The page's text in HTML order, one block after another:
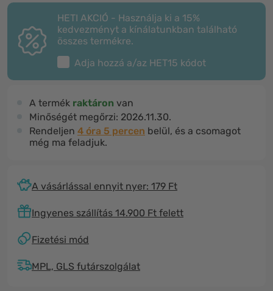
HETI AKCIÓ - Használja ki a 15%
kedvezményt a kínálatunkban található
összes termékre.
Adja hozzá a/az HET15 kódot
A termék raktáron van
Minőségét megőrzi: 2026.11.30.
Rendeljen 4 óra 4 percen belül, és a csomagot
még ma feladjuk.
A vásárlással ennyit nyer: 179 Ft
Ingyenes szállítás 14.900 Ft felett
Fizetési mód
MPL, GLS futárszolgálat